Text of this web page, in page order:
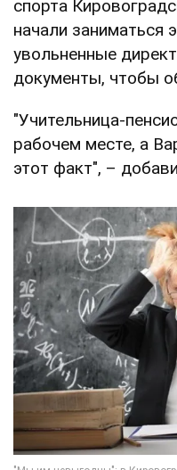
спорта
начали заниматься
увольненные
документы, чтобы
"Учительница-
рабочем месте, а
этот факт", –